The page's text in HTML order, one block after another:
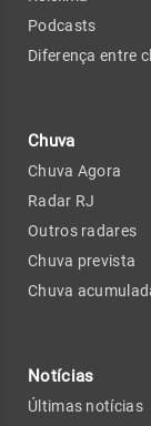
Podcasts
Diferença entre
Chuva
Chuva Agora
Radar RJ
Outros radares
Chuva prevista
Chuva
Notícias
Últimas notícias